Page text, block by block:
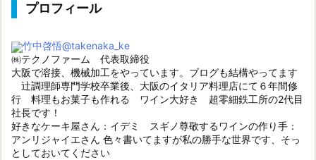
プロフィール
竹中啓悟@takenaka_ke
㈱テクノファーム 代表取締役
大阪で溶接、機械加工をやっています。ブログも結構やってます
辻調理師専門学校卒業後、大阪のイタリア料理店にて６年間修
行 料理もお菓子も作れる ワイン大好き 超零細鉄工所の2代目
社長です！
好きなケーキ屋さん：イデミ スギノ尊敬するワインの作り手：
アンリジャイエさん 色々書いてますが私の勝手な世界です、そっ
としておいてください